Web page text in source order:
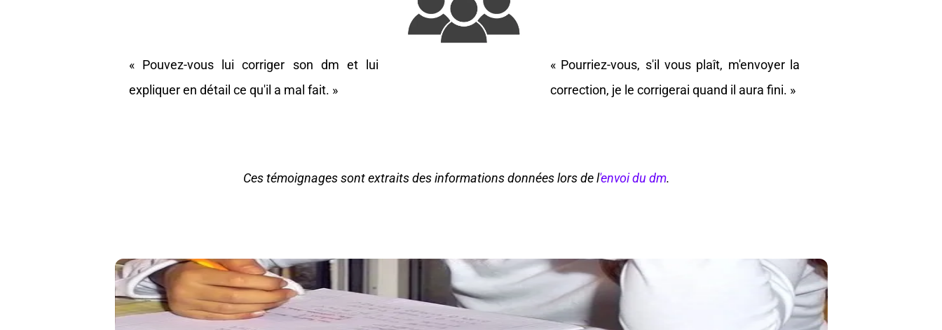
« Pouvez-vous lui corriger son dm et lui
expliquer en détail ce qu'il a mal fait. »
« Pourriez-vous, s'il vous plaît, m'envoyer la
correction, je le corrigerai quand il aura fini. »
Ces témoignages sont extraits des informations données lors de l'envoi du dm.